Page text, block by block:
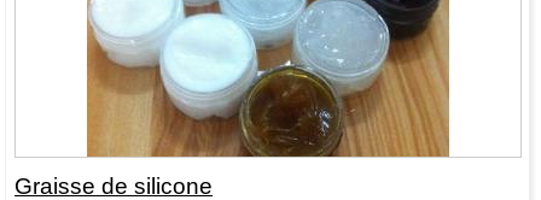
Graisse de silicone